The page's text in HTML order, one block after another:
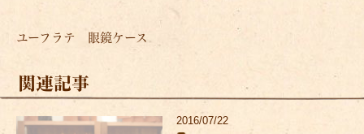
ユーフラテ 眼鏡ケース
関連記事
2016/07/22